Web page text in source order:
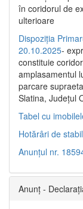
în coridorul de
ulterioare
Dispoziția
20.10.2025-
constituie
amplasamentul
parcare
Slatina, Județul
Tabel cu
Hotărâri de
Anunțul nr.
Anunț -